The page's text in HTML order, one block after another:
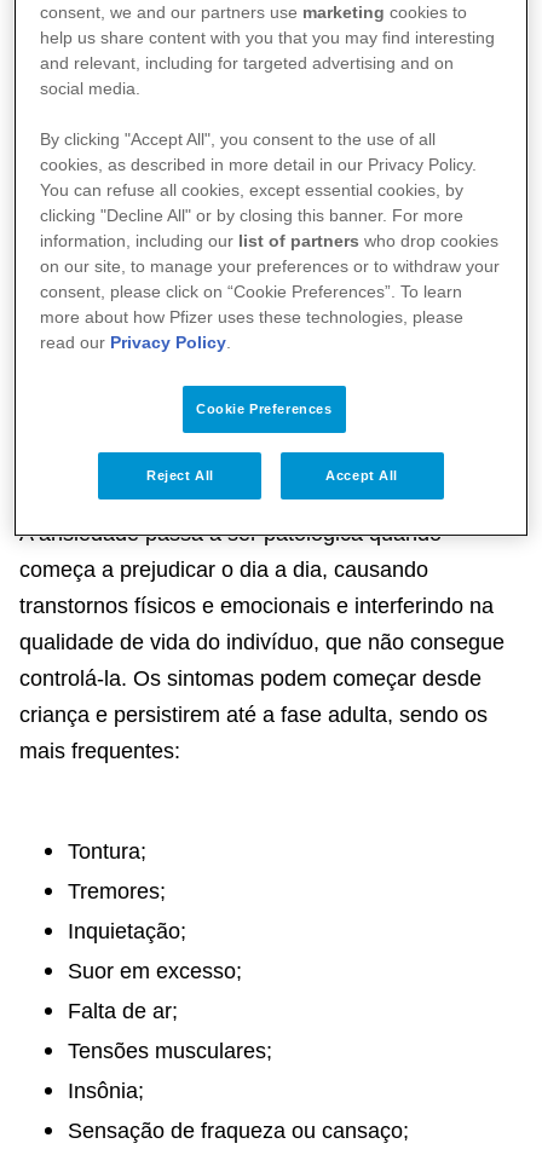
Afinal, para que serve a ansiedade?
Ansiedade é um mecanismo do nosso cérebro que
desconhecidas, em que precisamos nos proteger. É
uma reação normal em determinadas situações,
porque nos estimula a entrar em ação, mas que
pode ter efeito contrário e paralisar uma pessoa se
tiver maior intensidade e duração do que o
esperado para aquela ocasião. Nestes casos, ela
Quando a ansiedade passa a ser
patológica?
A ansiedade passa a ser patológica quando
começa a prejudicar o dia a dia, causando
transtornos físicos e emocionais e interferindo na
qualidade de vida do indivíduo, que não consegue
controlá-la. Os sintomas podem começar desde
criança e persistirem até a fase adulta, sendo os
mais frequentes:
Tontura;
Tremores;
Inquietação;
Suor em excesso;
Falta de ar;
Tensões musculares;
Insônia;
Sensação de fraqueza ou cansaço;
consent, we and our partners use marketing cookies to
help us share content with you that you may find interesting
and relevant, including for targeted advertising and on
social media.
By clicking "Accept All", you consent to the use of all
cookies, as described in more detail in our Privacy Policy.
You can refuse all cookies, except essential cookies, by
clicking "Decline All" or by closing this banner. For more
information, including our list of partners who drop cookies
on our site, to manage your preferences or to withdraw your
consent, please click on “Cookie Preferences”. To learn
more about how Pfizer uses these technologies, please
read our Privacy Policy
Cookie Preferences
Reject All Accept All